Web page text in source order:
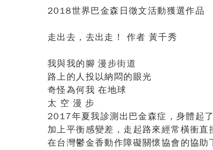
2018世界巴金森日徵文活動獲選作品
走出去，去出走！ 作者 黃千秀
我與我的腳 漫步街道
路上的人投以納悶的眼光
奇怪為何我 在地球
太 空 漫 步
2017年夏我診測出巴金森症，身體起
加上平衡感變差，走起路來經常橫衝
在台灣鬱金香動作障礙關懷協會的協